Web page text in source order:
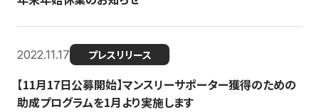
2022.11.17 プレスリリース
【11月17日公募開始】マンスリーサポーター獲得のための
助成プログラムを1月より実施します